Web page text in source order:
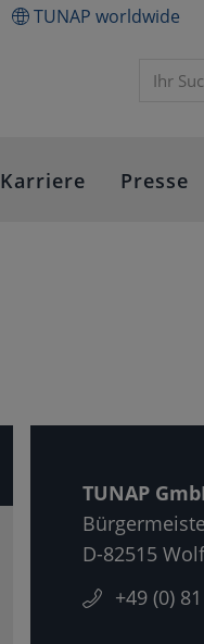
TUNAP worldwide
Karriere Presse
TUNAP
D-82515
+49 (0)